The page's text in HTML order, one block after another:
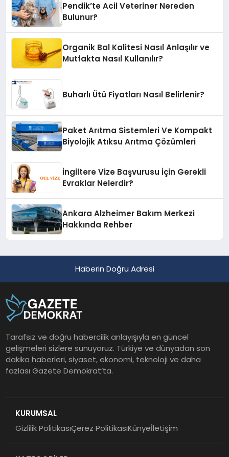
Pendik’te Acil Veteriner Nereden
Bulunur?
Organik Bal Kalitesi Nasıl Anlaşılır ve
Mutfakta Nasıl Kullanılır?
Buharlı Ütü Fiyatları Nasıl Belirlenir?
Paket Arıtma Sistemleri Ve Kompakt
Biyolojik Atıksu Arıtma Çözümleri
İngiltere Vize Başvurusu İçin Gerekli
Evraklar Nelerdir?
Ankara Alzheimer Bakım Merkezi
Hakkında Rehber
Haberin Doğru Adresi
Tarafsız ve doğru habercilik anlayışıyla en güncel
gelişmeleri sizlere sunuyoruz. Türkiye ve dünyadan son
dakika haberleri, siyaset, ekonomi, teknoloji ve daha
fazlası Gazete Demokrat’ta.
KURUMSAL
Gizlilik PolitikasıÇerez PolitikasıKünyeİletişim